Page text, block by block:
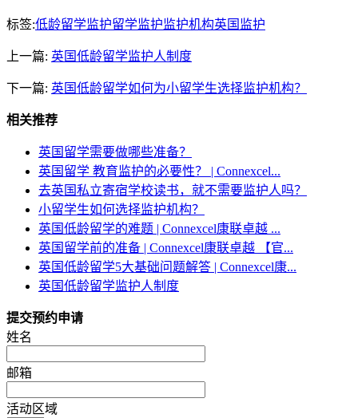
标签:低龄留学监护留学监护监护机构英国监护
上一篇: 英国低龄留学监护人制度
下一篇: 英国低龄留学如何为小留学生选择监护机构？
相关推荐
英国留学需要做哪些准备？
英国留学 教育监护的必要性？ | Connexcel...
去英国私立寄宿学校读书，就不需要监护人吗？
小留学生如何选择监护机构？
英国低龄留学的难题 | Connexcel康联卓越 ...
英国留学前的准备 | Connexcel康联卓越 【官...
英国低龄留学5大基础问题解答 | Connexcel康...
英国低龄留学监护人制度
提交预约申请
姓名
邮箱
活动区域